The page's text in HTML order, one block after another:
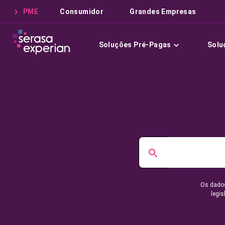
PME Consumidor Grandes Empresas
Soluções Pré-Pagas
Os